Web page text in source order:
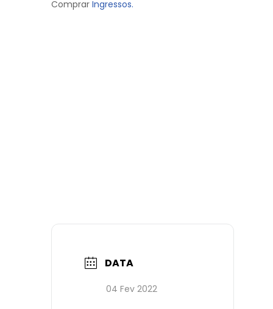
Comprar Ingressos.
DATA
04 Fev 2022